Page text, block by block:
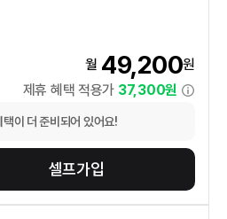
월 49,200원
제휴 혜택 적용가 37,300원
택이 더 준비되어 있어요!
셀프가입